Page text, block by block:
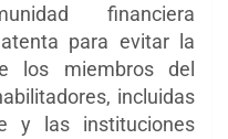
financiera
para evitar la
los miembros del
incluidas
y las instituciones